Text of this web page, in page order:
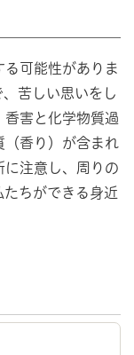
可能性がありま
苦しい思いをし
香害と化学物質過
香り）が含まれ
に注意し、周りの
ちができる身近